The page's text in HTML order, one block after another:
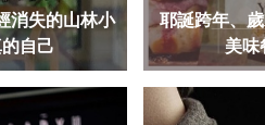
消失的山林小
自己
耶誕跨年、
美味